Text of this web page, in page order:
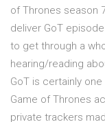
of Thrones season
deliver GoT
to get through a
hearing/reading
GoT is certainly
Game of Thrones
private trackers